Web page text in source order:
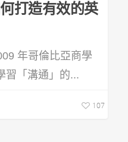
打造有效的英
年哥倫比亞商學
習「溝通」的...
107